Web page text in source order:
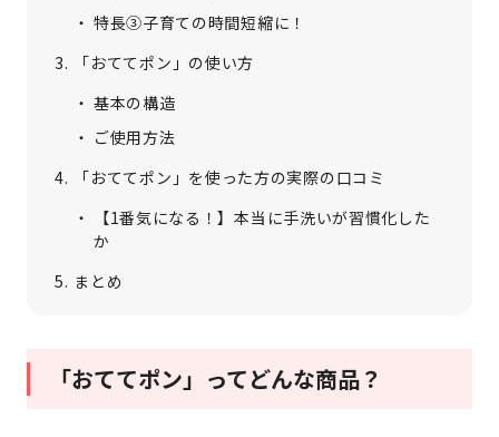
特長③子育ての時間短縮に！
「おててポン」の使い方
基本の構造
ご使用方法
「おててポン」を使った方の実際の口コミ
【1番気になる！】本当に手洗いが習慣化した
か
まとめ
「おててポン」ってどんな商品？